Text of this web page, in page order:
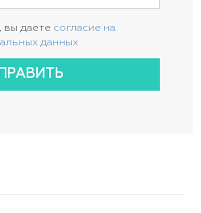
вы даете согласие на
данных